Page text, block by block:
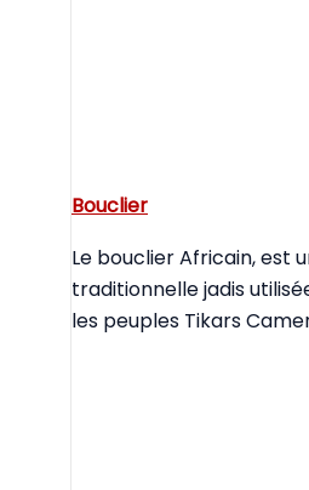
Bouclier
Le bouclier Africain, est
traditionnelle jadis
les peuples Tikars